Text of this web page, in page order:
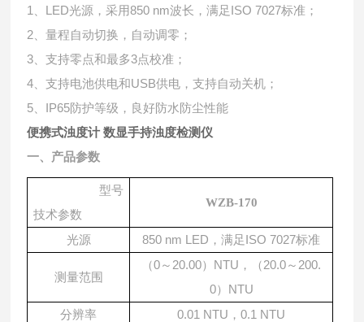
1、LED光源，采用850 nm波长，满足ISO 7027标准；
2、量程自动切换，自动调零；
3、支持零点和最多3点校准；
4、支持电池供电和USB供电，支持自动关机；
5、IP65防护等级，良好防水防尘性能
便携式浊度计 数显手持浊度检测仪
一、产品参数
型号
技术参数
WZB-170
光源 850 nm LED，满足ISO 7027标准
测量范围
（0～20.00）NTU，（20.0～200.
0）NTU
分辨率
0.01 NTU，0.1 NTU